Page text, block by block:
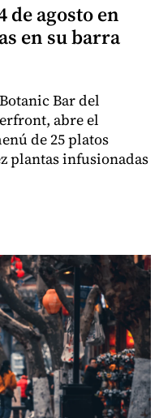
de agosto en
en su barra
Bar del
abre el
de 25 platos
plantas infusionadas